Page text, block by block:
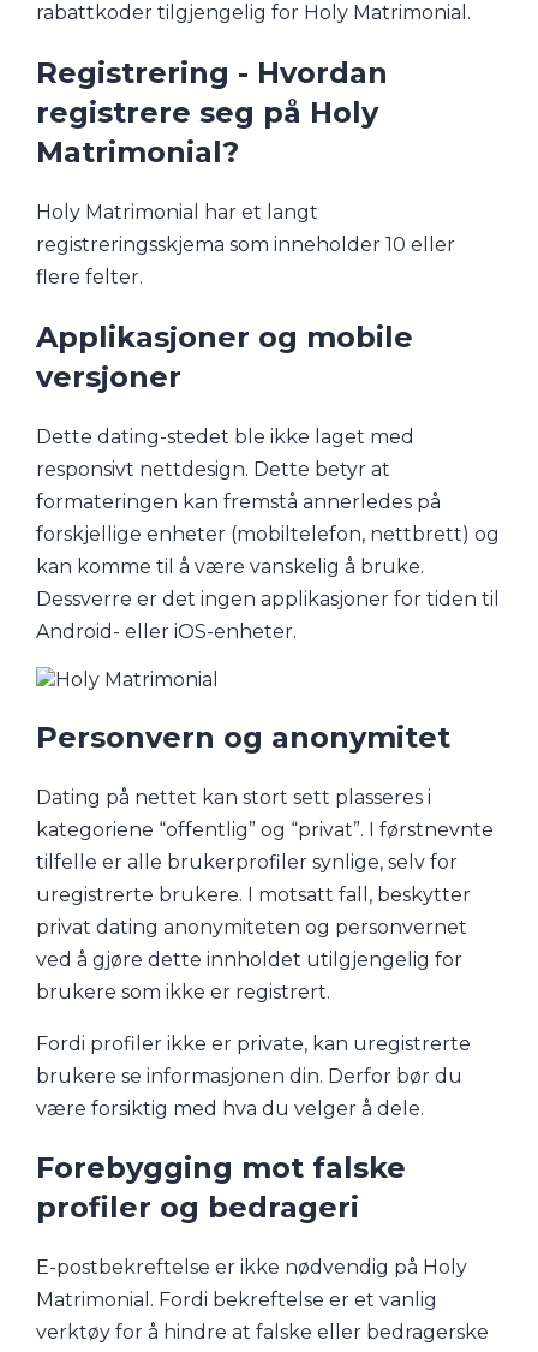
rabattkoder tilgjengelig for Holy Matrimonial.
Registrering - Hvordan
registrere seg på Holy
Matrimonial?
Holy Matrimonial har et langt
registreringsskjema som inneholder 10 eller
flere felter.
Applikasjoner og mobile
versjoner
Dette dating-stedet ble ikke laget med
responsivt nettdesign. Dette betyr at
formateringen kan fremstå annerledes på
forskjellige enheter (mobiltelefon, nettbrett) og
kan komme til å være vanskelig å bruke.
Dessverre er det ingen applikasjoner for tiden til
Android- eller iOS-enheter.
Personvern og anonymitet
Dating på nettet kan stort sett plasseres i
kategoriene “offentlig” og “privat”. I førstnevnte
tilfelle er alle brukerprofiler synlige, selv for
uregistrerte brukere. I motsatt fall, beskytter
privat dating anonymiteten og personvernet
ved å gjøre dette innholdet utilgjengelig for
brukere som ikke er registrert.
Fordi profiler ikke er private, kan uregistrerte
brukere se informasjonen din. Derfor bør du
være forsiktig med hva du velger å dele.
Forebygging mot falske
profiler og bedrageri
E-postbekreftelse er ikke nødvendig på Holy
Matrimonial. Fordi bekreftelse er et vanlig
verktøy for å hindre at falske eller bedragerske